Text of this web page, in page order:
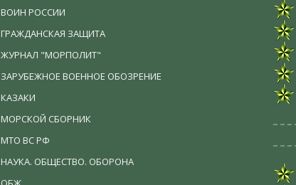
ВОИН РОССИИ
ГРАЖДАНСКАЯ ЗАЩИТА
ЖУРНАЛ "МОРПОЛИТ"
ЗАРУБЕЖНОЕ ВОЕННОЕ ОБОЗРЕНИЕ
КАЗАКИ
МОРСКОЙ СБОРНИК
МТО ВС РФ
НАУКА. ОБЩЕСТВО. ОБОРОНА